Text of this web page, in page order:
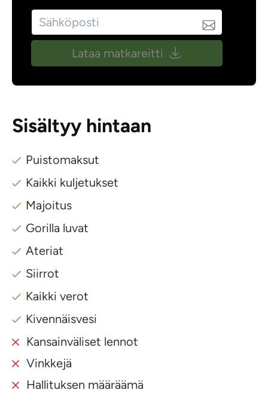
Lataa matkareitti
Sisältyy hintaan
Puistomaksut
Kaikki kuljetukset
Majoitus
Gorilla luvat
Ateriat
Siirrot
Kaikki verot
Kivennäisvesi
Kansainväliset lennot
Vinkkejä
Hallituksen määräämä